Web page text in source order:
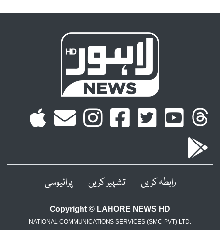
رابطہ کریں تشہیر کریں پرائیوسی
Copyright © LAHORE NEWS HD
NATIONAL COMMUNICATIONS SERVICES (SMC-PVT) LTD.